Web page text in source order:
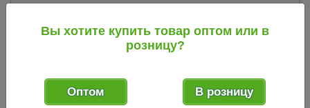
Бытовая техника
Краски и лаки /Грунт-эмали
Вы хотите купить товар оптом или в
розницу?
Оптом В розницу